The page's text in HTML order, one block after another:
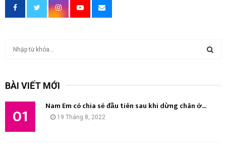
BÀI VIẾT MỚI
01 Nam Em có chia sẻ đầu tiên sau khi dừng chân ở...
19 Tháng 8, 2022